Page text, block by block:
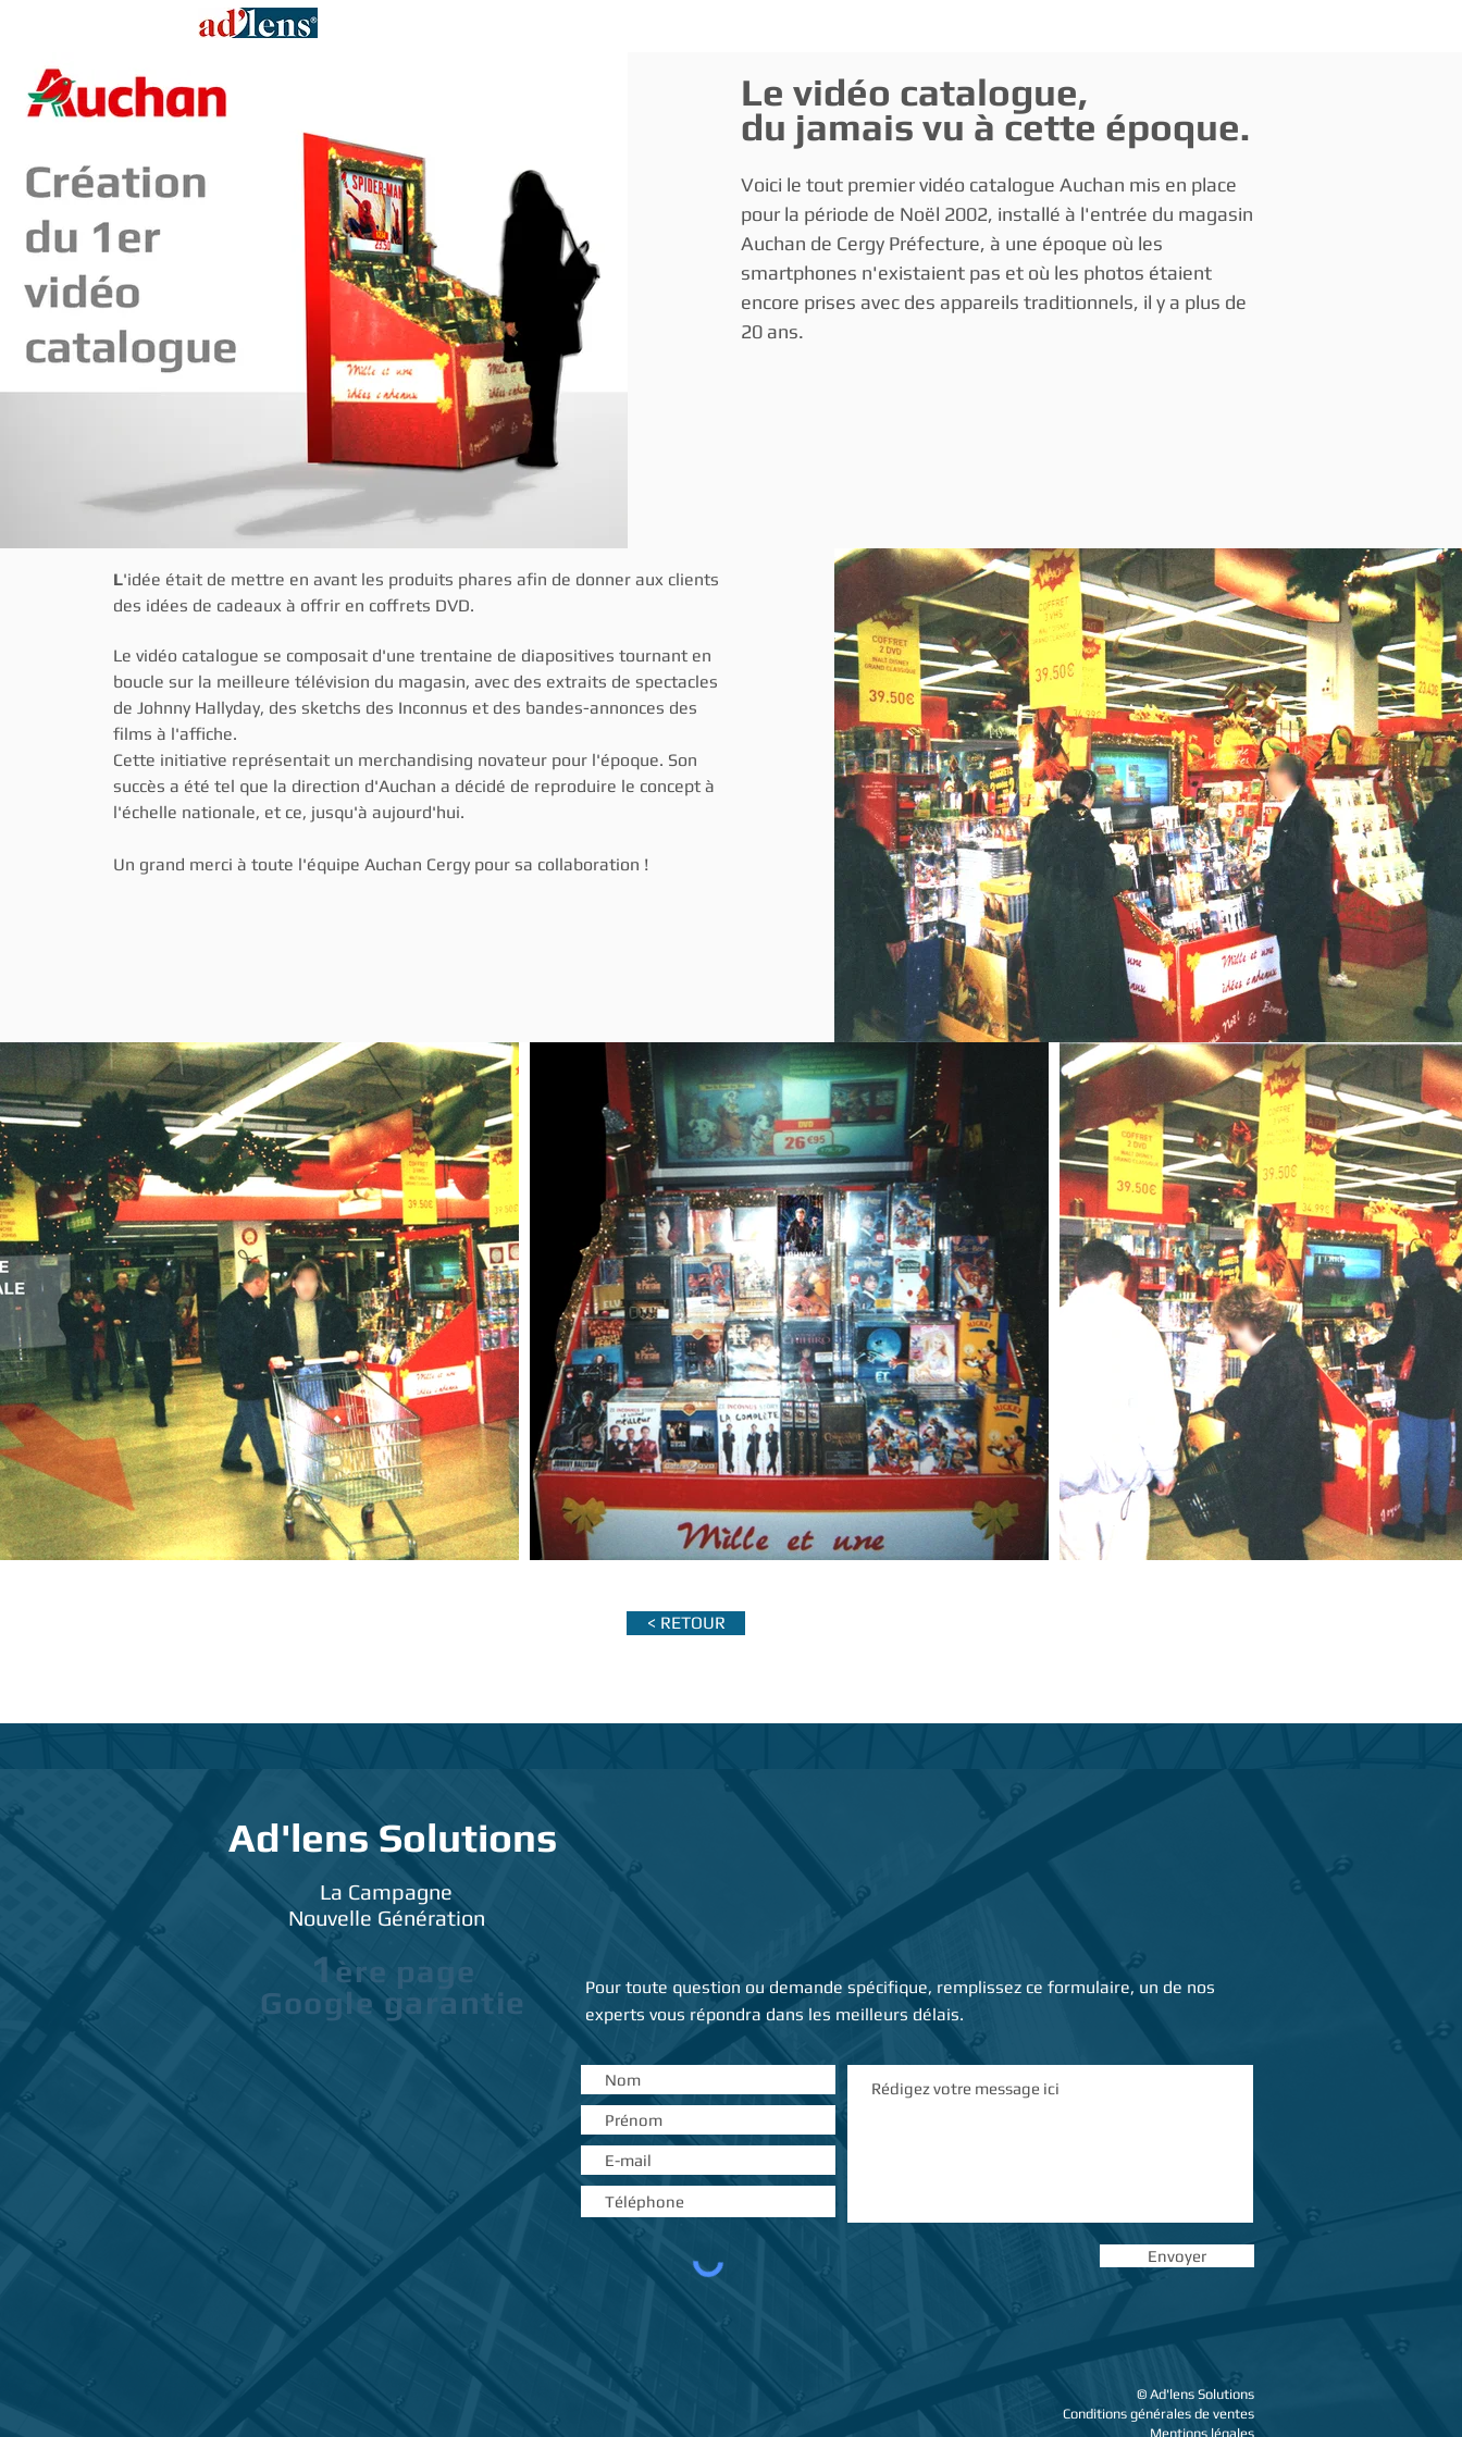
Le vidéo catalogue,
du jamais vu à cette époque.
Voici le tout premier vidéo catalogue Auchan mis en place
pour la période de Noël 2002, installé à l'entrée du magasin
Auchan de Cergy Préfecture, à une époque où les
smartphones n'existaient pas et où les photos étaient
encore prises avec des appareils traditionnels, il y a plus de
20 ans.
L'idée était de mettre en avant les produits phares afin de donner aux clients
des idées de cadeaux à offrir en coffrets DVD.
Le vidéo catalogue se composait d'une trentaine de diapositives tournant en
boucle sur la meilleure télévision du magasin, avec des extraits de spectacles
de Johnny Hallyday, des sketchs des Inconnus et des bandes-annonces des
films à l'affiche.
Cette initiative représentait un merchandising novateur pour l'époque. Son
succès a été tel que la direction d'Auchan a décidé de reproduire le concept à
l'échelle nationale, et ce, jusqu'à aujourd'hui.
Un grand merci à toute l'équipe Auchan Cergy pour sa collaboration !
< RETOUR
Ad'lensSolutions
1 ère page
Google garantie
La Campagne
Nouvelle Génération
Pour toute question ou demande spécifique, remplissez ce formulaire, un de nos
experts vous répondra dans les meilleurs délais.
Envoyer
© Ad'lens Solutions
Conditions générales de ventes
Mentions légales